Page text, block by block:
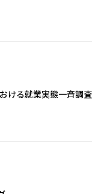
ける就業実態一斉調査